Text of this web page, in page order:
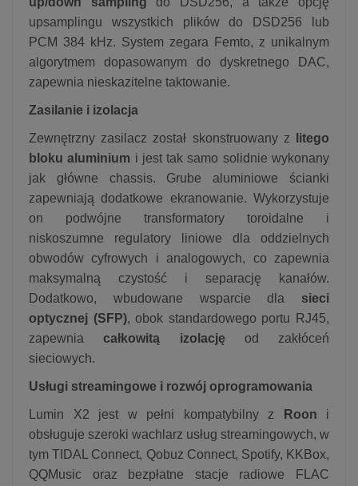
upsamplingu wszystkich plików do DSD256 lub
PCM 384 kHz. System zegara Femto, z unikalnym
algorytmem dopasowanym do dyskretnego DAC,
zapewnia nieskazitelne taktowanie.
Zasilanie i izolacja
Zewnętrzny zasilacz został skonstruowany z
litego
bloku aluminium i jest tak samo solidnie wykonany
jak główne chassis. Grube aluminiowe ścianki
zapewniają dodatkowe ekranowanie. Wykorzystuje
on podwójne transformatory toroidalne i
niskoszumne regulatory liniowe dla oddzielnych
obwodów cyfrowych i analogowych, co zapewnia
maksymalną czystość i separację kanałów.
Dodatkowo, wbudowane wsparcie dla sieci
optycznej (SFP), obok standardowego portu RJ45,
zapewniacałkowitą izolacjęod zakłóceń
sieciowych.
Usługi streamingowe i rozwój oprogramowania
Lumin X2 jest w pełni kompatybilny z Roon i
obsługuje szeroki wachlarz usług streamingowych, w
tym TIDAL Connect, Qobuz Connect, Spotify, KKBox,
QQMusic oraz bezpłatne stacje radiowe FLAC